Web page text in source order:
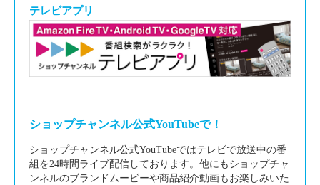
テレビアプリ
ショップチャンネル公式YouTubeで！
ショップチャンネル公式YouTubeではテレビで放送中の番
組を24時間ライブ配信しております。他にもショップチャ
ンネルのブランドムービーや商品紹介動画もお楽しみいた